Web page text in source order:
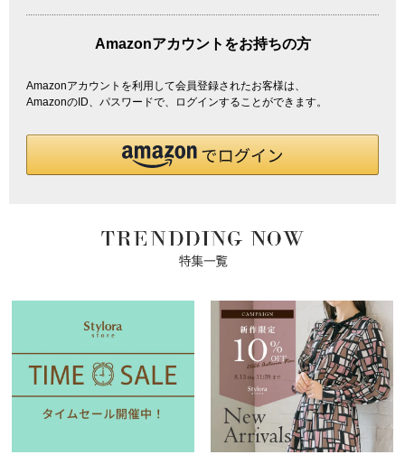
Amazonアカウントをお持ちの方
Amazonアカウントを利用して会員登録されたお客様は、
AmazonのID、パスワードで、ログインすることができます。